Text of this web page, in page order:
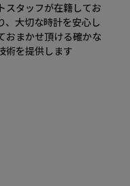
トスタッフが在籍してお
、大切な時計を安心し
おまかせ頂ける確かな
術を提供します